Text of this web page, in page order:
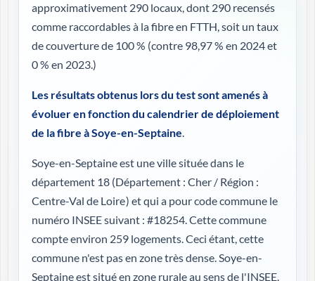
approximativement 290 locaux, dont 290 recensés
comme raccordables à la fibre en FTTH, soit un taux
de couverture de 100 % (contre 98,97 % en 2024 et
0 % en 2023.)
Les résultats obtenus lors du test sont amenés à
évoluer en fonction du calendrier de déploiement
de la fibre à Soye-en-Septaine.
Soye-en-Septaine est une ville située dans le
département 18 (Département : Cher / Région :
Centre-Val de Loire) et qui a pour code commune le
numéro INSEE suivant : #18254. Cette commune
compte environ 259 logements. Ceci étant, cette
commune n'est pas en zone très dense. Soye-en-
Septaine est situé en zone rurale au sens de l'INSEE.